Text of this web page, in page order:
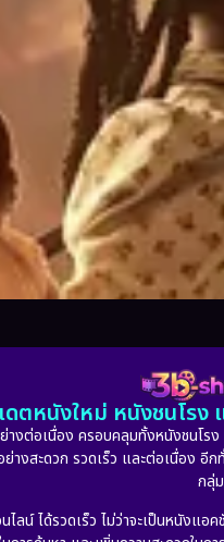
ตหนังใหม่ หนังชนโรง
ต่อเนื่อง ครอบคลุมทั้งหนังชนโ
างสะดวก รวดเร็ว และต่อเนื่อ
กลุ่ม
ลน์ ได้รวดเร็ว ไม่ว่าจะเป็นหนั